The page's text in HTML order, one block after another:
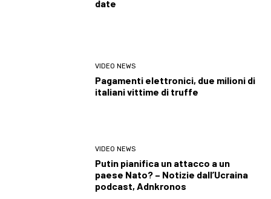
date
VIDEO NEWS
Pagamenti elettronici, due milioni di
italiani vittime di truffe
VIDEO NEWS
Putin pianifica un attacco a un
paese Nato? – Notizie dall’Ucraina
podcast, Adnkronos